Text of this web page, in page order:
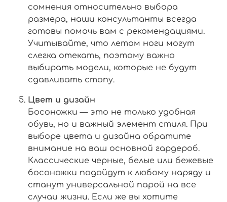
сомнения относительно выбора
размера, наши консультанты всегда
готовы помочь вам с рекомендациями.
Учитывайте, что летом ноги могут
слегка отекать, поэтому важно
выбирать модели, которые не будут
сдавливать стопу.
Цвет и дизайн
Босоножки — это не только удобная
обувь, но и важный элемент стиля. При
выборе цвета и дизайна обратите
внимание на ваш основной гардероб.
Классические черные, белые или бежевые
босоножки подойдут к любому наряду и
станут универсальной парой на все
случаи жизни. Если же вы хотите